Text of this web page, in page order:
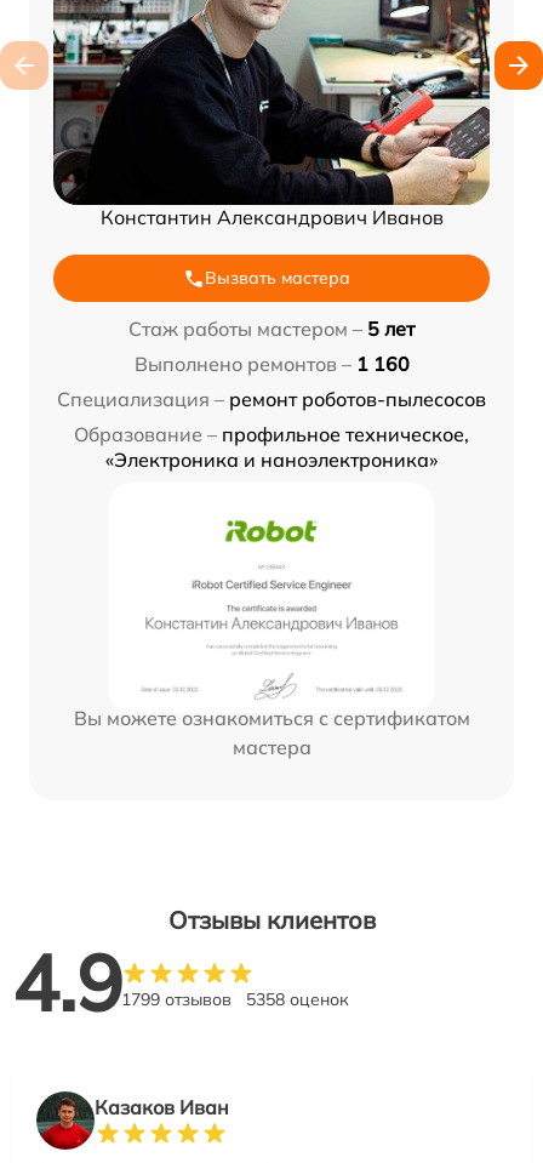
Константин Александрович Иванов
Вызвать мастера
Стаж работы мастером – 5 лет
Выполнено ремонтов – 1 160
Специализация – ремонт роботов-пылесосов
Образование – профильное техническое,
«Электроника и наноэлектроника»
Вы можете ознакомиться с сертификатом
мастера
Отзывы клиентов
4.91799 отзывов 5358 оценок
Казаков Иван